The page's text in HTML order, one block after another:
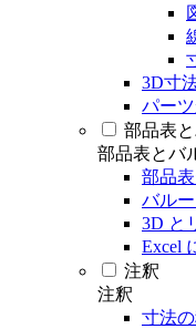
3D寸
パー
部品表
部品表とバ
部品
バル
3D と
Excel
注釈
注釈
寸法